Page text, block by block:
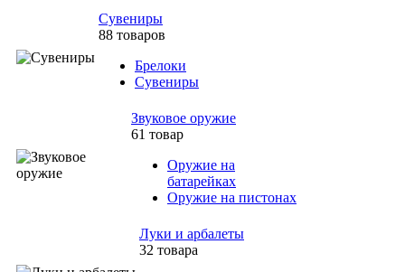
Сувениры
88 товаров
Брелоки
Сувениры
Звуковое оружие
61 товар
Оружие на
батарейках
Оружие на пистонах
Луки и арбалеты
32 товара